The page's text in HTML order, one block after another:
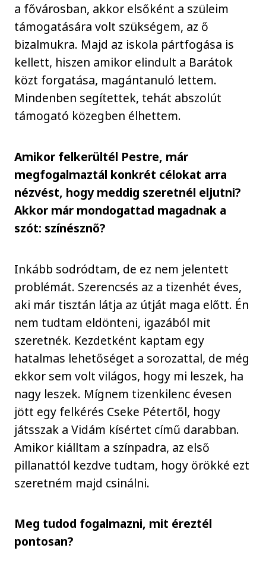
a fővárosban, akkor elsőként a szüleim
támogatására volt szükségem, az ő
bizalmukra. Majd az iskola pártfogása is
kellett, hiszen amikor elindult a Barátok
közt forgatása, magántanuló lettem.
Mindenben segítettek, tehát abszolút
támogató közegben élhettem.
Amikor felkerültél Pestre, már
megfogalmaztál konkrét célokat arra
nézvést, hogy meddig szeretnél eljutni?
Akkor már mondogattad magadnak a
szót: színésznő?
Inkább sodródtam, de ez nem jelentett
problémát. Szerencsés az a tizenhét éves,
aki már tisztán látja az útját maga előtt. Én
nem tudtam eldönteni, igazából mit
szeretnék. Kezdetként kaptam egy
hatalmas lehetőséget a sorozattal, de még
ekkor sem volt világos, hogy mi leszek, ha
nagy leszek. Mígnem tizenkilenc évesen
jött egy felkérés Cseke Pétertől, hogy
játsszak a Vidám kísértet című darabban.
Amikor kiálltam a színpadra, az első
pillanattól kezdve tudtam, hogy örökké ezt
szeretném majd csinálni.
Meg tudod fogalmazni, mit éreztél
pontosan?